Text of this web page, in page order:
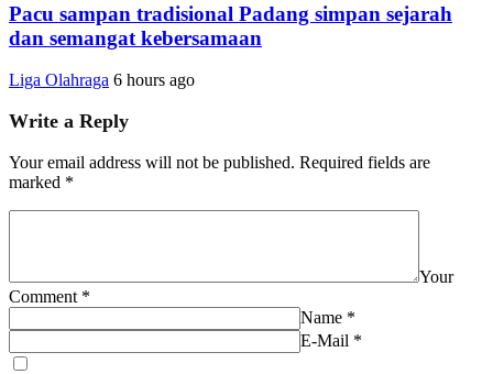
Pacu sampan tradisional Padang simpan sejarah
dan semangat kebersamaan
Liga Olahraga 6 hours ago
Write a Reply
Your email address will not be published. Required fields are
marked *
Your
Comment *
Name *
E-Mail *